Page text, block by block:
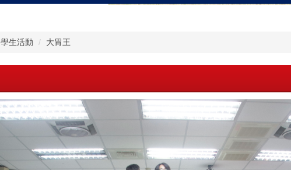
學生活動 大胃王